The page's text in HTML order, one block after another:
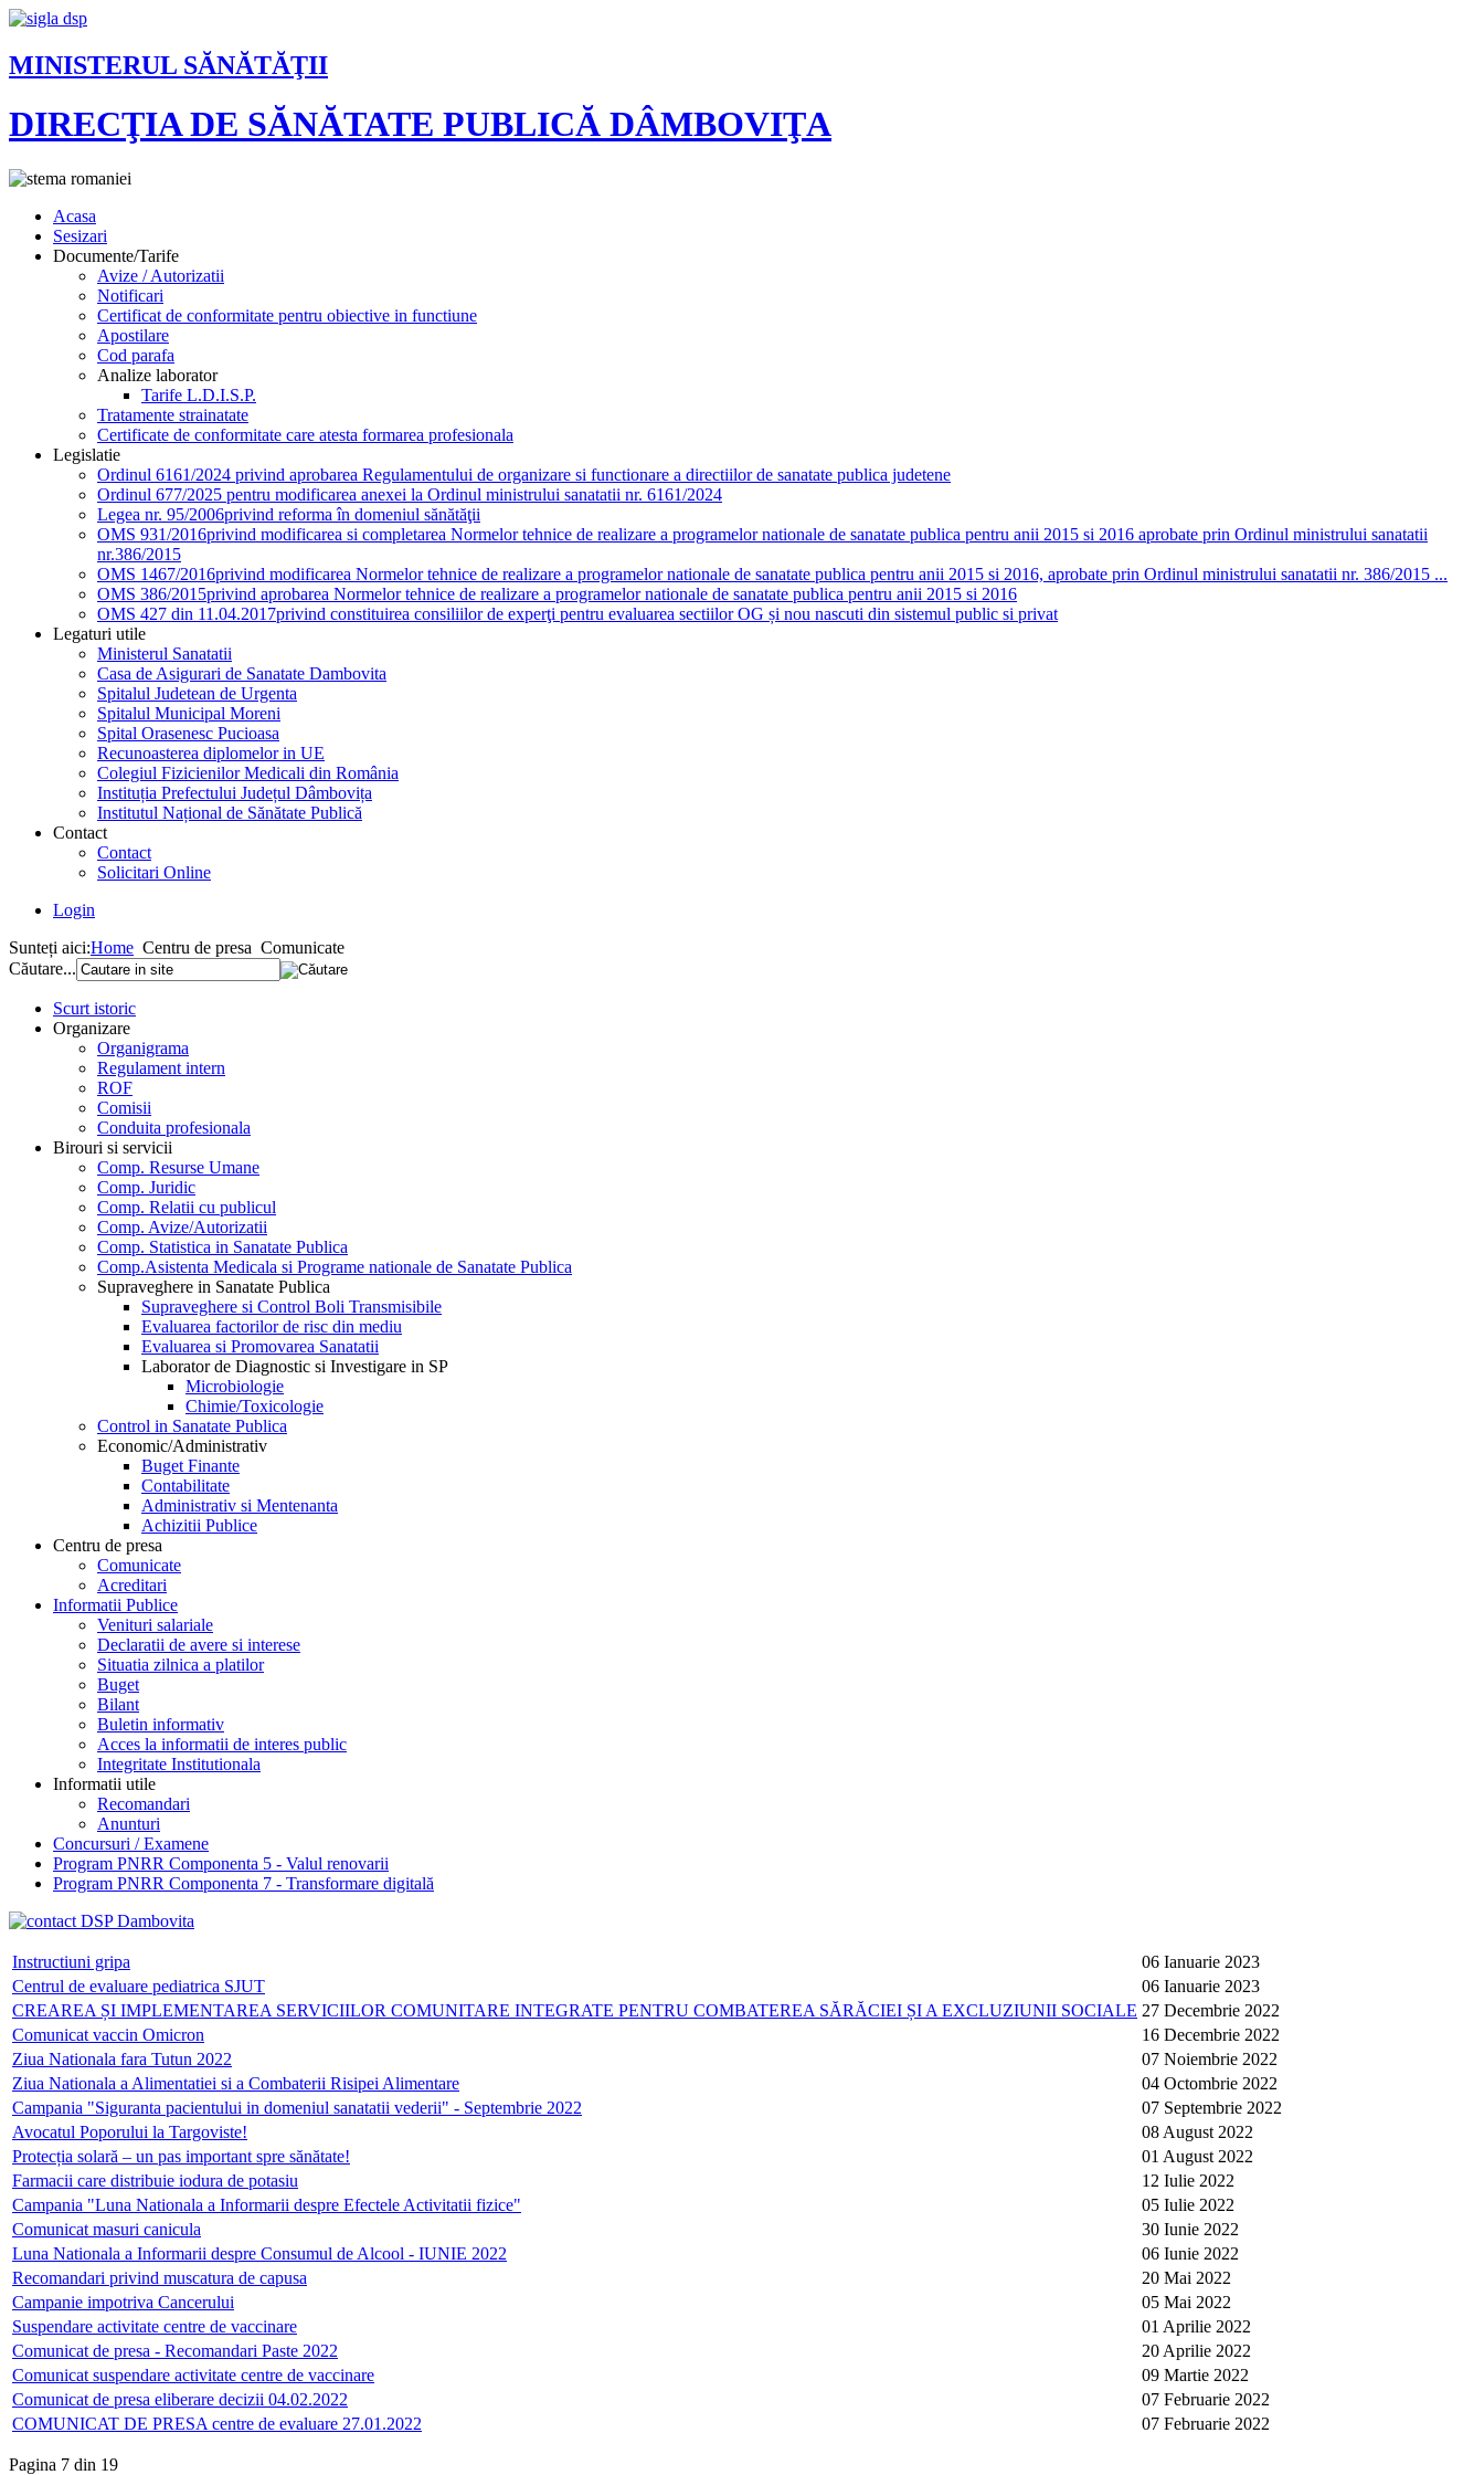
MINISTERUL SĂNĂTĂŢII
DIRECŢIA DE SĂNĂTATE PUBLICĂ DÂMBOVIŢA
Acasa
Sesizari
Documente/Tarife
Avize / Autorizatii
Notificari
Certificat de conformitate pentru obiective in functiune
Apostilare
Cod parafa
Analize laborator
Tarife L.D.I.S.P.
Tratamente strainatate
Certificate de conformitate care atesta formarea profesionala
Legislatie
Ordinul 6161/2024 privind aprobarea Regulamentului de organizare si functionare a directiilor de sanatate publica judetene
Ordinul 677/2025 pentru modificarea anexei la Ordinul ministrului sanatatii nr. 6161/2024
Legea nr. 95/2006privind reforma în domeniul sănătăţii
OMS 931/2016privind modificarea si completarea Normelor tehnice de realizare a programelor nationale de sanatate publica pentru anii 2015 si 2016 aprobate prin Ordinul ministrului sanatatii
nr.386/2015
OMS 1467/2016privind modificarea Normelor tehnice de realizare a programelor nationale de sanatate publica pentru anii 2015 si 2016, aprobate prin Ordinul ministrului sanatatii nr. 386/2015 ...
OMS 386/2015privind aprobarea Normelor tehnice de realizare a programelor nationale de sanatate publica pentru anii 2015 si 2016
OMS 427 din 11.04.2017privind constituirea consiliilor de experţi pentru evaluarea sectiilor OG și nou nascuti din sistemul public si privat
Legaturi utile
Ministerul Sanatatii
Casa de Asigurari de Sanatate Dambovita
Spitalul Judetean de Urgenta
Spitalul Municipal Moreni
Spital Orasenesc Pucioasa
Recunoasterea diplomelor in UE
Colegiul Fizicienilor Medicali din România
Instituția Prefectului Județul Dâmbovița
Institutul Național de Sănătate Publică
Contact
Contact
Solicitari Online
Login
Sunteți aici:Home Centru de presa Comunicate
Căutare...
Scurt istoric
Organizare
Organigrama
Regulament intern
ROF
Comisii
Conduita profesionala
Birouri si servicii
Comp. Resurse Umane
Comp. Juridic
Comp. Relatii cu publicul
Comp. Avize/Autorizatii
Comp. Statistica in Sanatate Publica
Comp.Asistenta Medicala si Programe nationale de Sanatate Publica
Supraveghere in Sanatate Publica
Supraveghere si Control Boli Transmisibile
Evaluarea factorilor de risc din mediu
Evaluarea si Promovarea Sanatatii
Laborator de Diagnostic si Investigare in SP
Microbiologie
Chimie/Toxicologie
Control in Sanatate Publica
Economic/Administrativ
Buget Finante
Contabilitate
Administrativ si Mentenanta
Achizitii Publice
Centru de presa
Comunicate
Acreditari
Informatii Publice
Venituri salariale
Declaratii de avere si interese
Situatia zilnica a platilor
Buget
Bilant
Buletin informativ
Acces la informatii de interes public
Integritate Institutionala
Informatii utile
Recomandari
Anunturi
Concursuri / Examene
Program PNRR Componenta 5 - Valul renovarii
Program PNRR Componenta 7 - Transformare digitală
Instructiuni gripa
06 Ianuarie 2023
Centrul de evaluare pediatrica SJUT
06 Ianuarie 2023
CREAREA ȘI IMPLEMENTAREA SERVICIILOR COMUNITARE INTEGRATE PENTRU COMBATEREA SĂRĂCIEI ȘI A EXCLUZIUNII SOCIALE 27 Decembrie 2022
Comunicat vaccin Omicron
16 Decembrie 2022
Ziua Nationala fara Tutun 2022
07 Noiembrie 2022
Ziua Nationala a Alimentatiei si a Combaterii Risipei Alimentare
04 Octombrie 2022
Campania "Siguranta pacientului in domeniul sanatatii vederii" - Septembrie 2022
07 Septembrie 2022
Avocatul Poporului la Targoviste!
08 August 2022
Protecția solară – un pas important spre sănătate!
01 August 2022
Farmacii care distribuie iodura de potasiu
12 Iulie 2022
Campania "Luna Nationala a Informarii despre Efectele Activitatii fizice"
05 Iulie 2022
Comunicat masuri canicula
30 Iunie 2022
Luna Nationala a Informarii despre Consumul de Alcool - IUNIE 2022
06 Iunie 2022
Recomandari privind muscatura de capusa
20 Mai 2022
Campanie impotriva Cancerului
05 Mai 2022
Suspendare activitate centre de vaccinare
01 Aprilie 2022
Comunicat de presa - Recomandari Paste 2022
20 Aprilie 2022
Comunicat suspendare activitate centre de vaccinare
09 Martie 2022
Comunicat de presa eliberare decizii 04.02.2022
07 Februarie 2022
COMUNICAT DE PRESA centre de evaluare 27.01.2022
07 Februarie 2022
Pagina 7 din 19